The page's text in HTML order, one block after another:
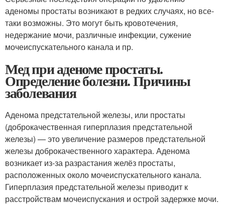
аденомы простаты возникают в редких случаях, но все-
таки возможны. Это могут быть кровотечения,
недержание мочи, различные инфекции, сужение
мочеиспускательного канала и пр.
Мед при аденоме простаты.
Определение болезни. Причины
заболевания
Аденома предстательной железы, или простаты
(доброкачественная гиперплазия предстательной
железы) — это увеличение размеров предстательной
железы доброкачественного характера. Аденома
возникает из-за разрастания желёз простаты,
расположенных около мочеиспускательного канала.
Гиперплазия предстательной железы приводит к
расстройствам мочеиспускания и острой задержке мочи.